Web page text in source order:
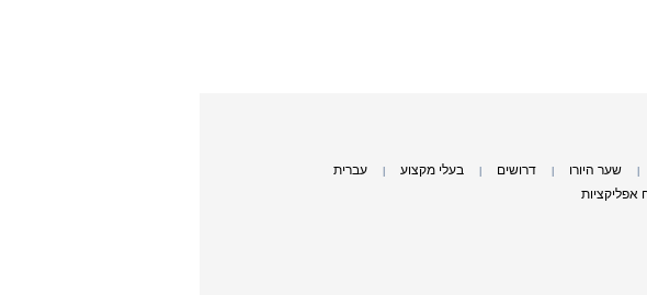
שער היורו דרושים בעלי מקצוע עברית
אפליקציות